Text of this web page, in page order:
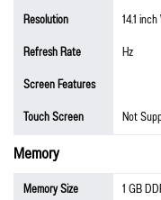
Resolution
14.1
Refresh Rate
Hz
Screen Features
Touch Screen
Not
Memory
Memory Size
1 GB